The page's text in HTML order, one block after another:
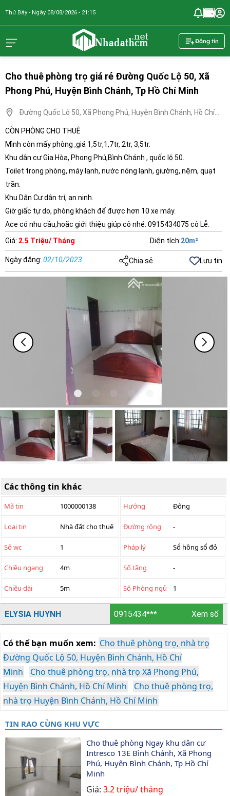
Thứ Bảy - Ngày 08/08/2026 - 21:15
Đăng tin
Cho thuê phòng trọ giá rẻ Đường Quốc Lộ 50, Xã
Phong Phú, Huyện Bình Chánh, Tp Hồ Chí Minh
Đường Quốc Lộ 50, Xã Phong Phú, Huyện Bình Chánh, Hồ Chí
Minh
CÒN PHÒNG CHO THUÊ
Mình còn mấy phòng ,giá 1,5tr,1,7tr, 2tr, 3,5tr.
Khu dân cư Gia Hòa, Phong Phú,Bình Chánh , quốc lộ 50.
Toilet trong phòng, máy lạnh, nước nóng lạnh, giường, nệm, quạt
trần.
Khu Dân Cư dân trí, an ninh.
Giờ giấc tự do, phòng khách để được hơn 10 xe máy.
Ace có nhu cầu,hoặc giới thiệu giúp cô nhé. 0915434075 cô Lễ.
Giá: 2.5 Triệu/ Tháng Diện tích:20m²
Ngày đăng: 02/10/2023 Chia sẻ Lưu tin
Các thông tin khác
Mã tin 1000000138 Hướng Đông
Loại tin Nhà đất cho thuê Đường rộng -
Số wc 1 Pháp lý Sổ hồng sổ đỏ
Chiều ngang 4m Số tầng -
Chiều dài 5m Số Phòng ngủ 1
ELYSIA HUYNH 0915434*** Xem số
Có thể bạn muốn xem: Cho thuê phòng trọ, nhà trọ
Đường Quốc Lộ 50, Huyện Bình Chánh, Hồ Chí
Minh
Cho thuê phòng trọ, nhà trọ Xã Phong Phú,
Huyện Bình Chánh, Hồ Chí Minh
Cho thuê phòng trọ,
nhà trọ Huyện Bình Chánh, Hồ Chí Minh
TIN RAO CÙNG KHU VỰC
Cho thuê phòng Ngay khu dân cư
Intresco 13E Bình Chánh, Xã Phong
Phú, Huyện Bình Chánh, Tp Hồ Chí
Minh
Giá:3.2 triệu/ tháng